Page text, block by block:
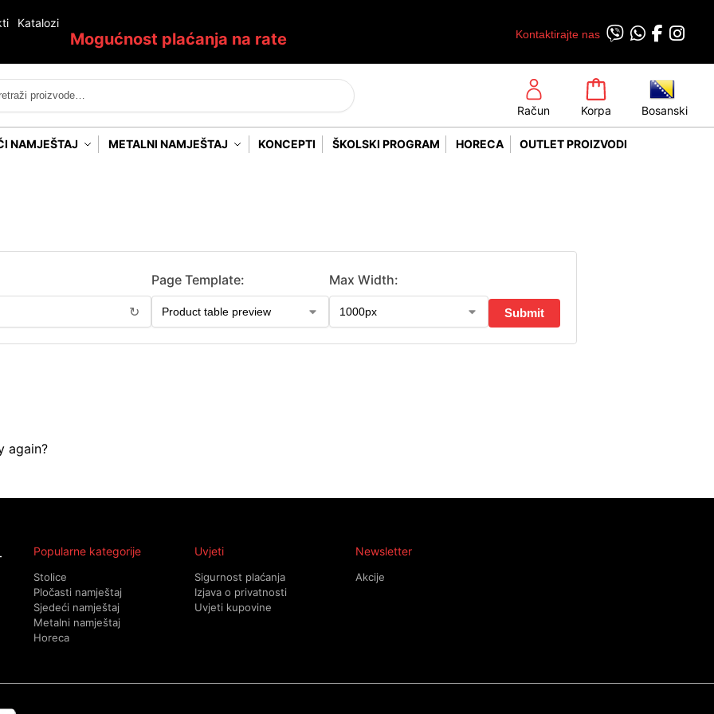
Katalozi
Mogućnost plaćanja na rate Kontaktirajte nas
Pretraži
Račun Korpa Bosanski
NAMJEŠTAJ METALNI NAMJEŠTAJ KONCEPTI ŠKOLSKI PROGRAM HORECA OUTLET PROIZVODI
↻
Page Template: Max Width:
again?
Popularne kategorije
Stolice
Pločasti namještaj
Sjedeći namještaj
Metalni namještaj
Horeca
Uvjeti
Sigurnost plaćanja
Izjava o privatnosti
Uvjeti kupovine
Newsletter
Akcije